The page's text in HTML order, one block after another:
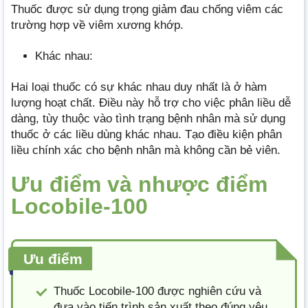
Thuốc được sử dụng trọng giảm đau chống viêm các
trường hợp về viêm xương khớp.
Khác nhau:
Hai loại thuốc có sự khác nhau duy nhất là ở hàm
lượng hoạt chất. Điều này hỗ trợ cho việc phân liều dễ
dàng, tùy thuộc vào tình trạng bệnh nhân mà sử dụng
thuốc ở các liều dùng khác nhau. Tạo điều kiện phân
liều chính xác cho bệnh nhân mà không cần bẻ viên.
Ưu điểm và nhược điểm
Locobile-100
Ưu điểm
Thuốc Locobile-100 được nghiên cứu và